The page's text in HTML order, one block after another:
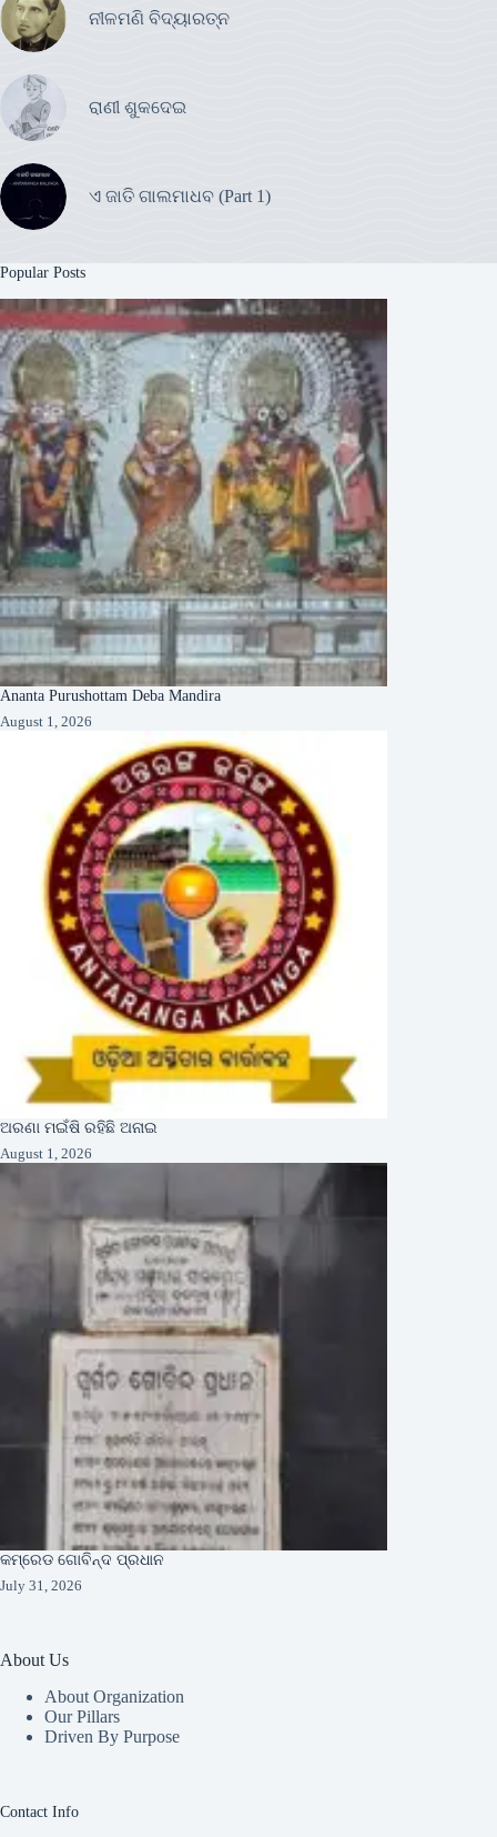
ନୀଳମଣି ବିଦ୍ୟାରତ୍ନ
ରାଣୀ ଶୁକଦେଇ
ଏ ଜାତି ଗାଲମାଧବ (Part 1)
Popular Posts
Ananta Purushottam Deba Mandira
August 1, 2026
ଅରଣା ମଇଁଷି ରହିଛି ଅନାଇ
August 1, 2026
କମ୍ରେଡ ଗୋବିନ୍ଦ ପ୍ରଧାନ
July 31, 2026
About Us
About Organization
Our Pillars
Driven By Purpose​
Contact Info